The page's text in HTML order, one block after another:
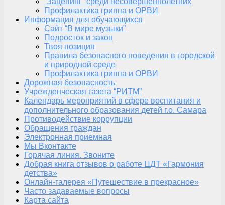
Профилактика гриппа и ОРВИ
Информация для обучающихся
Сайт “В мире музыки”
Подросток и закон
Твоя позиция
Правила безопасного поведения в городской
и природной среде
Профилактика гриппа и ОРВИ
Дорожная безопасность
Учрежденческая газета “РИТМ”
Календарь мероприятий в сфере воспитания и
дополнительного образования детей г.о. Самара
Противодействие коррупции
Обращения граждан
Электронная приемная
Мы Вконтакте
Горячая линия. Звоните
Добрая книга отзывов о работе ЦДТ «Гармония
детства»
Онлайн-галерея «Путешествие в прекрасное»
Часто задаваемые вопросы
Карта сайта